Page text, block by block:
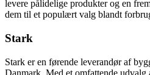
levere pålidelige produkter og en
dem til et populært valg blandt
Stark
Stark er en førende leverandør af
Danmark. Med et omfattende udvalg